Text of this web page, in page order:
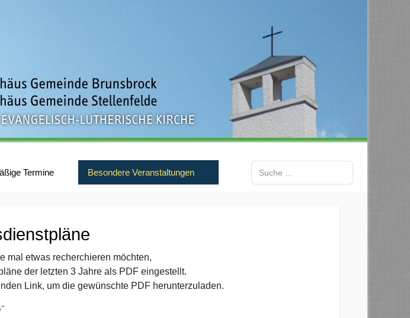
Termine Besondere Veranstaltungen
alle, die mal etwas recherchieren möchten,
der letzten 3 Jahre als PDF eingestellt.
Link, um die gewünschte PDF herunterzuladen.